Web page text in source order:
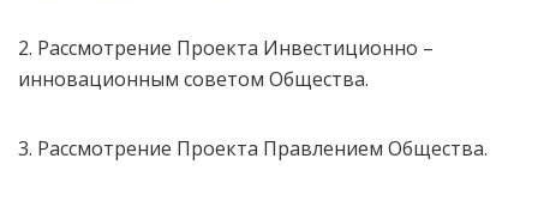
2. Рассмотрение Проекта Инвестиционно –
инновационным советом Общества.
3. Рассмотрение Проекта Правлением Общества.